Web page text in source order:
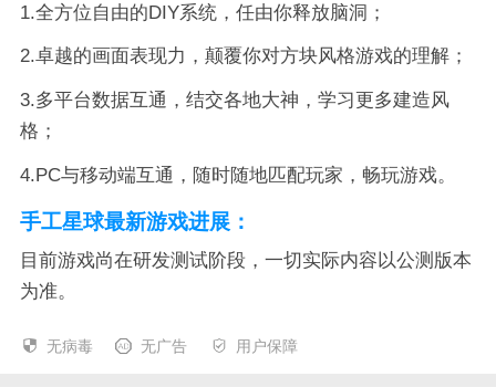
1.全方位自由的DIY系统，任由你释放脑洞；
2.卓越的画面表现力，颠覆你对方块风格游戏的理解；
3.多平台数据互通，结交各地大神，学习更多建造风
格；
4.PC与移动端互通，随时随地匹配玩家，畅玩游戏。
手工星球最新游戏进展：
目前游戏尚在研发测试阶段，一切实际内容以公测版本
为准。
无病毒 无广告 用户保障